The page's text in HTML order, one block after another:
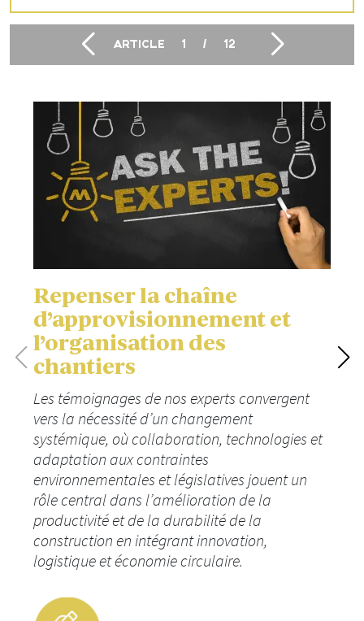
ARTICLE 1 / 12
Repenser la chaîne
d’approvisionnement et
l’organisation des
chantiers
Les témoignages de nos experts convergent
vers la nécessité d’un changement
systémique, où collaboration, technologies et
adaptation aux contraintes
environnementales et législatives jouent un
rôle central dans l’amélioration de la
productivité et de la durabilité de la
construction en intégrant innovation,
logistique et économie circulaire.